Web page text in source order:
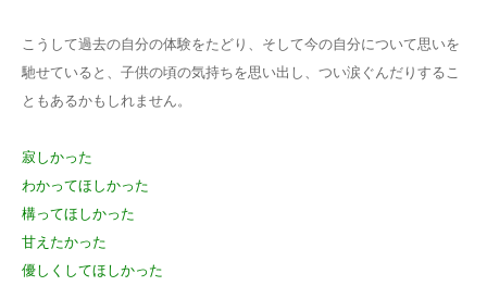
こうして過去の自分の体験をたどり、そして今の自分について思いを
馳せていると、子供の頃の気持ちを思い出し、つい涙ぐんだりするこ
ともあるかもしれません。
寂しかった
わかってほしかった
構ってほしかった
甘えたかった
優しくしてほしかった